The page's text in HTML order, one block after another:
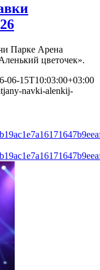
Парке Арена
цветочек».
06-15T10:03:00+03:00
navki-alenkij-